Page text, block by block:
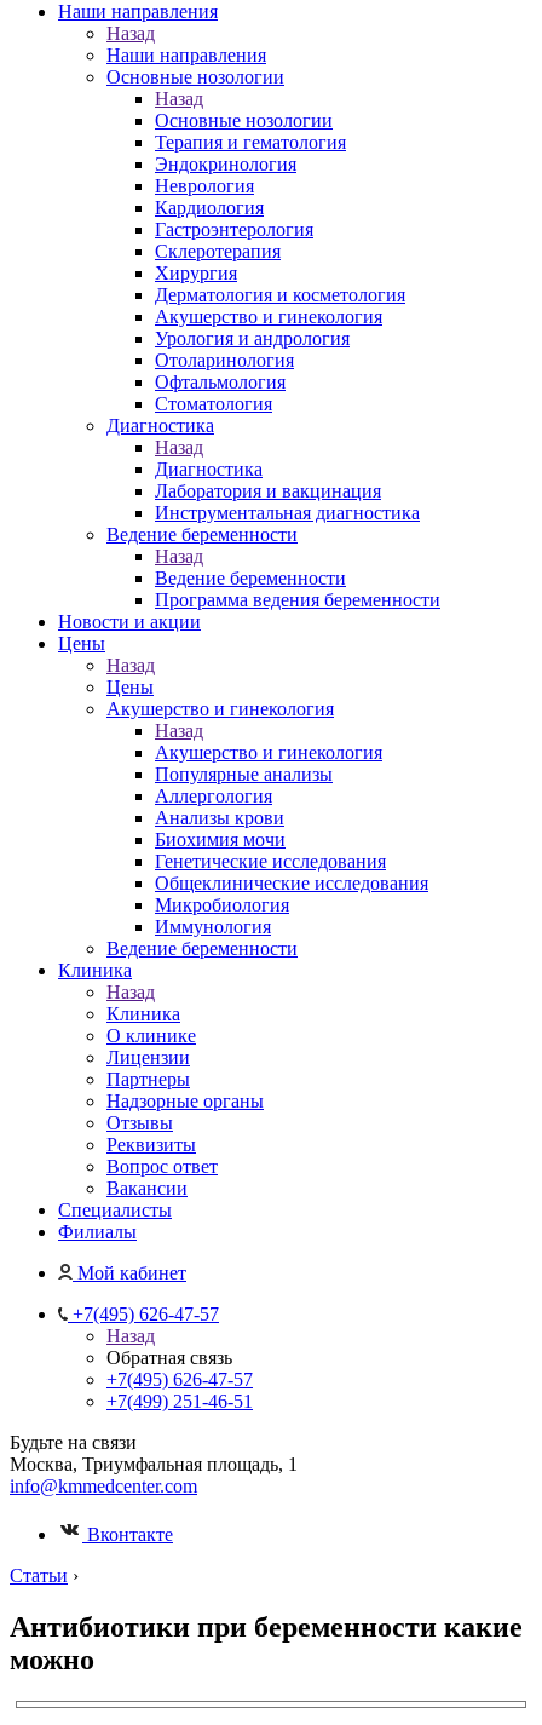
Наши направления
Назад
Наши направления
Основные нозологии
Назад
Основные нозологии
Терапия и гематология
Эндокринология
Неврология
Кардиология
Гастроэнтерология
Склеротерапия
Хирургия
Дерматология и косметология
Акушерство и гинекология
Урология и андрология
Отоларинология
Офтальмология
Стоматология
Диагностика
Назад
Диагностика
Лаборатория и вакцинация
Инструментальная диагностика
Ведение беременности
Назад
Ведение беременности
Программа ведения беременности
Новости и акции
Цены
Назад
Цены
Акушерство и гинекология
Назад
Акушерство и гинекология
Популярные анализы
Аллергология
Анализы крови
Биохимия мочи
Генетические исследования
Общеклинические исследования
Микробиология
Иммунология
Ведение беременности
Клиника
Назад
Клиника
О клинике
Лицензии
Партнеры
Надзорные органы
Отзывы
Реквизиты
Вопрос ответ
Вакансии
Специалисты
Филиалы
Мой кабинет
+7(495) 626-47-57
Назад
Обратная связь
+7(495) 626-47-57
+7(499) 251-46-51
Будьте на связи
Москва, Триумфальная площадь, 1
info@kmmedcenter.com
Вконтакте
Статьи ›
Антибиотики при беременности какие
можно